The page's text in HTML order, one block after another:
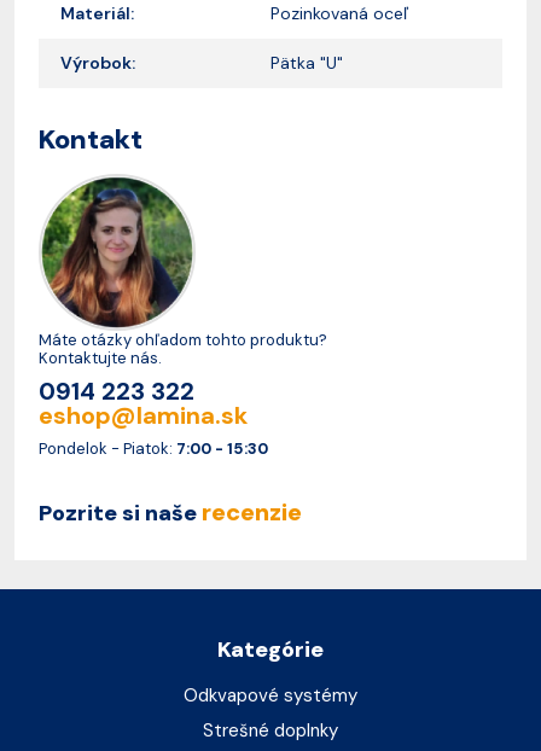
Materiál: Pozinkovaná oceľ
Výrobok: Pätka "U"
Kontakt
Máte otázky ohľadom tohto produktu?
Kontaktujte nás.
0914 223 322
eshop@lamina.sk
Pondelok - Piatok: 7:00 - 15:30
Pozrite si naše recenzie
Kategórie
Odkvapové systémy
Strešné doplnky